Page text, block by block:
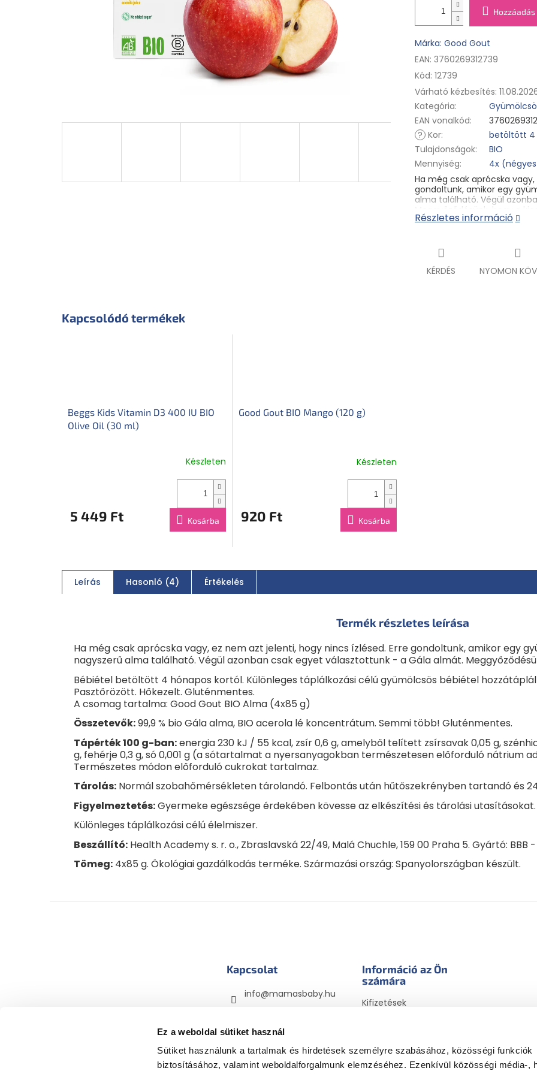
Ez a weboldal sütiket használ
Sütiket használunk a tartalmak és hirdetések személyre szabásához, közösségi funkciók
biztosításához, valamint weboldalforgalmunk elemzéséhez. Ezenkívül közösségi média-,
Márka: Good Gout
EAN: 3760269312739
Kód: 12739
Várható kézbesítés:
Kategória:
EAN vonalkód:
? Kor:
betöltött 4
Tulajdonságok:
BIO
Mennyiség:
4x
Ha még csak aprócska
gondoltunk, amikor egy
alma található. Végül
Meggyőződésünk, hogy a
Hőkezelt. Gluténmentes.
A csomag tartalma: Good
Összetevők:
99,9 % bio Gála
Részletes információ
KÉRDÉS NYOMON
Kapcsolódó termékek
Beggs Kids Vitamin D3 400 IU BIO
Olive Oil (30 ml)
Készleten
5 449 Ft Kosárba
Good Gout BIO Mango (120 g)
Készleten
920 Ft Kosárba
Leírás Hasonló (4) Értékelés
Termék részletes leírása
Ha még csak aprócska vagy, ez nem azt jelenti, hogy nincs ízlésed. Erre gondoltunk, amikor egy
nagyszerű alma található. Végül azonban csak egyet választottunk - a Gála almát.
Bébiétel betöltött 4 hónapos kortól. Különleges táplálkozási célú gyümölcsös bébiétel
Pasztőrözött. Hőkezelt. Gluténmentes.
A csomag tartalma: Good Gout BIO Alma (4x85 g)
Összetevők:99,9 % bio Gála alma, BIO acerola lé koncentrátum. Semmi több! Gluténmentes.
Tápérték 100 g-ban:energia 230 kJ / 55 kcal, zsír 0,6 g, amelyből telített zsírsavak 0,05 g,
g, fehérje 0,3 g, só 0,001 g (a sótartalmat a nyersanyagokban természetesen előforduló nátrium
Természetes módon előforduló cukrokat tartalmaz.
Tárolás: Normál szobahőmérsékleten tárolandó. Felbontás után hűtőszekrényben tartandó és
Figyelmeztetés:Gyermeke egészsége érdekében kövesse az elkészítési és tárolási utasításokat.
Különleges táplálkozási célú élelmiszer.
Beszállító: Health Academy s. r. o., Zbraslavská 22/49, Malá Chuchle, 159 00 Praha 5. Gyártó: BBB
Tömeg: 4x85 g. Ökológiai gazdálkodás terméke. Származási ország: Spanyolországban készült.
Kapcsolat
info@mamasbaby.hu
mamasbaby_hu
Információ az Ön
számára
Kifizetések
reklamációk
Általános Szerződési